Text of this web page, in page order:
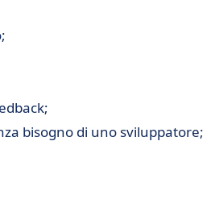
bisogno di uno sviluppatore;